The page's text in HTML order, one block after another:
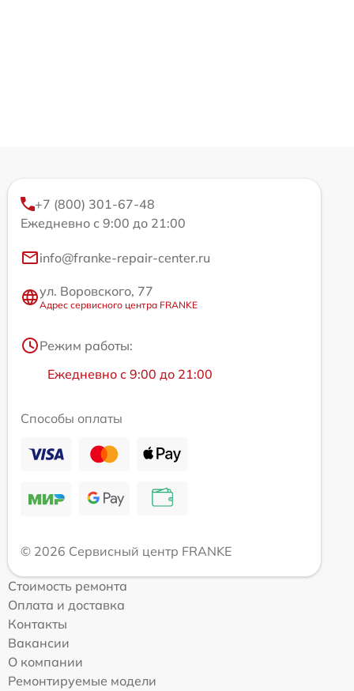
+7 (800) 301-67-48
Ежедневно с 9:00 до 21:00
info@franke-repair-center.ru
ул. Воровского, 77
Адрес сервисного центра FRANKE
Режим работы:
Ежедневно с 9:00 до 21:00
Способы оплаты
© 2026 Сервисный центр FRANKE
Стоимость ремонта
Оплата и доставка
Контакты
Вакансии
О компании
Ремонтируемые модели